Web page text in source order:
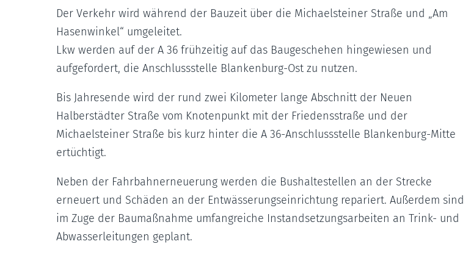
Der Verkehr wird während der Bauzeit über die Michaelsteiner Straße und „Am
Hasenwinkel“ umgeleitet.
Lkw werden auf der A 36 frühzeitig auf das Baugeschehen hingewiesen und
aufgefordert, die Anschlussstelle Blankenburg-Ost zu nutzen.
Bis Jahresende wird der rund zwei Kilometer lange Abschnitt der Neuen
Halberstädter Straße vom Knotenpunkt mit der Friedensstraße und der
Michaelsteiner Straße bis kurz hinter die A 36-Anschlussstelle Blankenburg-Mitte
ertüchtigt.
Neben der Fahrbahnerneuerung werden die Bushaltestellen an der Strecke
erneuert und Schäden an der Entwässerungseinrichtung repariert. Außerdem sind
im Zuge der Baumaßnahme umfangreiche Instandsetzungsarbeiten an Trink- und
Abwasserleitungen geplant.